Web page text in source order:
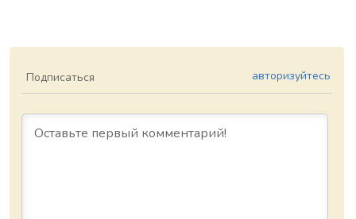
Подписаться авторизуйтесь